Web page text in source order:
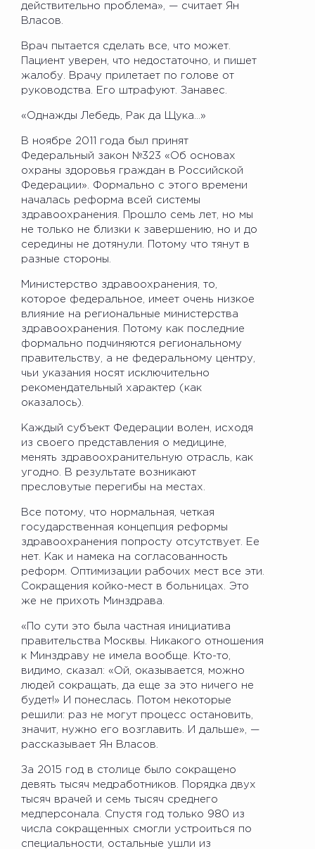
действительно проблема», — считает Ян
Власов.
Врач пытается сделать все, что может.
Пациент уверен, что недостаточно, и пишет
жалобу. Врачу прилетает по голове от
руководства. Его штрафуют. Занавес.
«Однажды Лебедь, Рак да Щука…»
В ноябре 2011 года был принят
Федеральный закон №323 «Об основах
охраны здоровья граждан в Российской
Федерации». Формально с этого времени
началась реформа всей системы
здравоохранения. Прошло семь лет, но мы
не только не близки к завершению, но и до
середины не дотянули. Потому что тянут в
разные стороны.
Министерство здравоохранения, то,
которое федеральное, имеет очень низкое
влияние на региональные министерства
здравоохранения. Потому как последние
формально подчиняются региональному
правительству, а не федеральному центру,
чьи указания носят исключительно
рекомендательный характер (как
оказалось).
Каждый субъект Федерации волен, исходя
из своего представления о медицине,
менять здравоохранительную отрасль, как
угодно. В результате возникают
пресловутые перегибы на местах.
Все потому, что нормальная, четкая
государственная концепция реформы
здравоохранения попросту отсутствует. Ее
нет. Как и намека на согласованность
реформ. Оптимизации рабочих мест все эти.
Сокращения койко-мест в больницах. Это
же не прихоть Минздрава.
«По сути это была частная инициатива
правительства Москвы. Никакого отношения
к Минздраву не имела вообще. Кто-то,
видимо, сказал: «Ой, оказывается, можно
людей сокращать, да еще за это ничего не
будет!» И понеслась. Потом некоторые
решили: раз не могут процесс остановить,
значит, нужно его возглавить. И дальше», —
рассказывает Ян Власов.
За 2015 год в столице было сокращено
девять тысяч медработников. Порядка двух
тысяч врачей и семь тысяч среднего
медперсонала. Спустя год только 980 из
числа сокращенных смогли устроиться по
специальности, остальные ушли из